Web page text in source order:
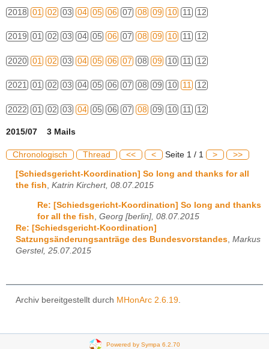
2018 01 02 03 04 05 06 07 08 09 10 11 12
2019 01 02 03 04 05 06 07 08 09 10 11 12
2020 01 02 03 04 05 06 07 08 09 10 11 12
2021 01 02 03 04 05 06 07 08 09 10 11 12
2022 01 02 03 04 05 06 07 08 09 10 11 12
2015/07 3 Mails
Chronologisch Thread << < Seite 1 / 1 > >>
[Schiedsgericht-Koordination] So long and thanks for all
the fish, Katrin Kirchert, 08.07.2015
Re: [Schiedsgericht-Koordination] So long and thanks
for all the fish Georg [berlin], 08.07.2015
Re: [Schiedsgericht-Koordination]
Satzungsänderungsanträge des Bundesvorstandes Markus
Gerstel, 25.07.2015
Archiv bereitgestellt durch MHonArc 2.6.19
Powered by Sympa 6.2.70